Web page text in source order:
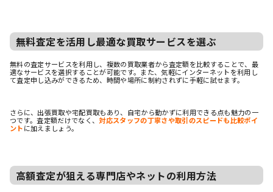
無料査定を活用し最適な買取サービスを選ぶ
無料の査定サービスを利用し、複数の買取業者から査定額を比較することで、最
適なサービスを選択することが可能です。また、気軽にインターネットを利用し
て査定申し込みができるため、時間や場所に制約されずに手軽に試せます。
さらに、出張買取や宅配買取もあり、自宅から動かずに利用できる点も魅力の一
つです。査定額だけでなく、対応スタッフの丁寧さや取引のスピードも比較ポイ
ントに加えましょう。
高額査定が狙える専門店やネットの利用方法